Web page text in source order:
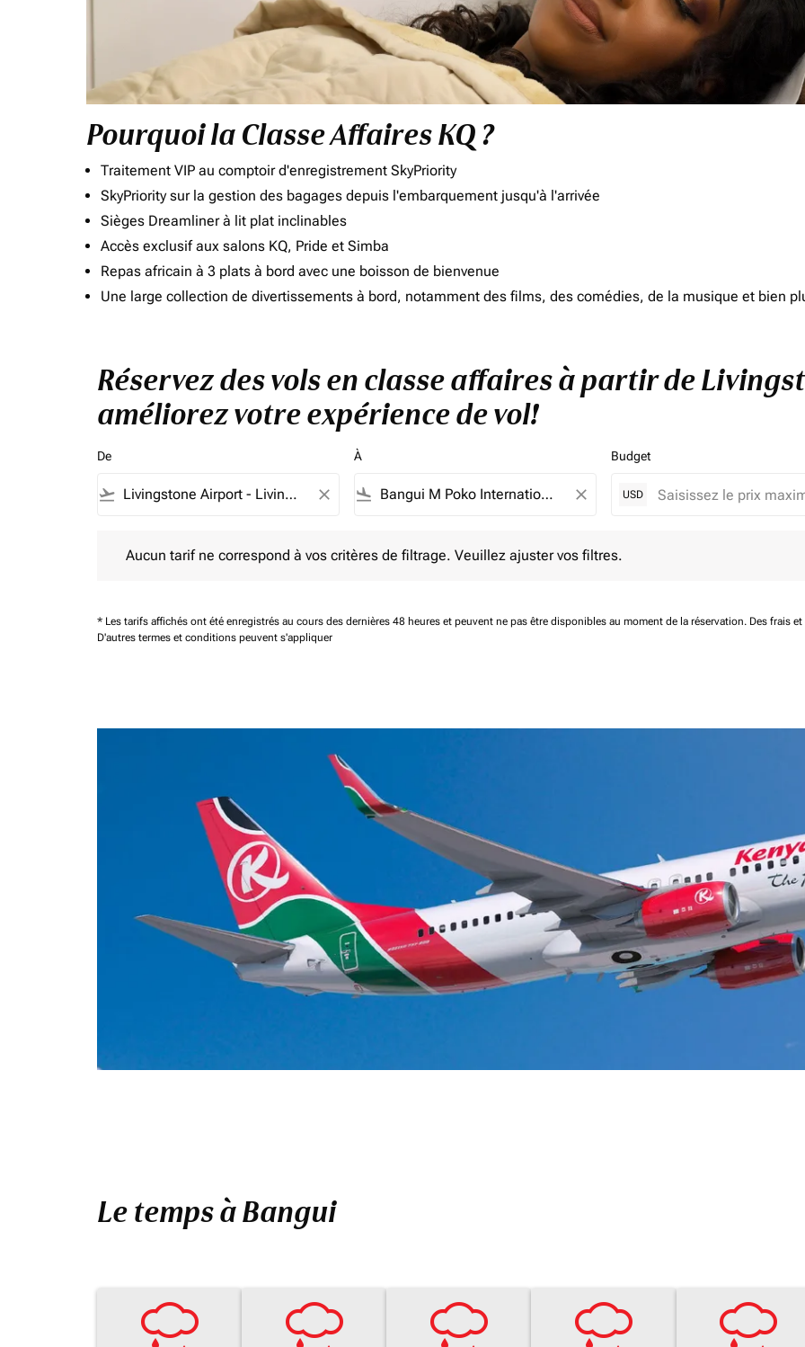
Pourquoi la Classe Affaires KQ ?
Traitement VIP au comptoir d'enregistrement SkyPriority
SkyPriority sur la gestion des bagages depuis l'embarquement jusqu'à l'arrivée
Sièges Dreamliner à lit plat inclinables
Accès exclusif aux salons KQ, Pride et Simba
Repas africain à 3 plats à bord avec une boisson de bienvenue
Une large collection de divertissements à bord, notamment des films, des comédies, de la musique et bien
Réservez des vols en classe affaires à partir de
améliorez votre expérience de vol!
De
flight_takeoff close
À
flight_land close
Budget
USD
Aucun tarif ne correspond à vos critères de filtrage. Veuillez ajuster vos filtres.
* Les tarifs affichés ont été enregistrés au cours des dernières 48 heures et peuvent ne pas être disponibles au moment de la réservation. Des frais
D'autres termes et conditions peuvent s'appliquer
Le temps à Bangui